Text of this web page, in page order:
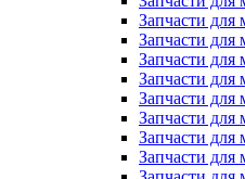
Запчасти для
Запчасти для
Запчасти для
Запчасти для
Запчасти для
Запчасти для
Запчасти для
Запчасти для